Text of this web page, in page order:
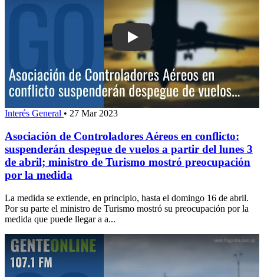
Play: Asociación de Controladores
Interés General • 27 Mar 2023
Asociación de Controladores Aéreos en conflicto:
suspenderán despegue de vuelos a partir del lunes 3
de abril; ministro de Turismo mostró preocupación
por la medida
La medida se extiende, en principio, hasta el domingo 16 de abril.
Por su parte el ministro de Turismo mostró su preocupación por la
medida que puede llegar a a...